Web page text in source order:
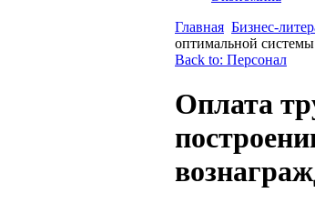
Главная Бизнес-
оптимальной
Back to: Персонал
Оплата